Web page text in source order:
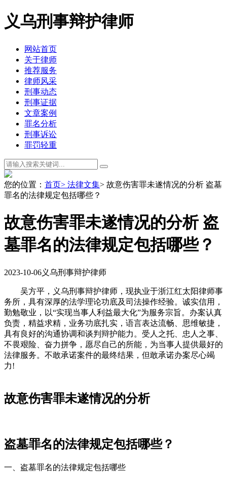
义乌刑事辩护律师
网站首页
关于律师
推荐服务
律师风采
刑事动态
刑事证据
文章案例
罪名分析
刑事诉讼
罪罚轻重
您的位置： 首页> 法律文集> 故意伤害罪未遂情况的分析 盗墓
罪名的法律规定包括哪些？
故意伤害罪未遂情况的分析 盗
墓罪名的法律规定包括哪些？
2023-10-06义乌刑事辩护律师
吴方平，义乌刑事辩护律师，现执业于浙江红太阳律师事
务所，具有深厚的法学理论功底及司法操作经验。诚实信用，
勤勉敬业，以“实现当事人利益最大化”为服务宗旨。办案认真
负责，精益求精，业务功底扎实，语言表达流畅、思维敏捷，
具有良好的沟通协调和谈判辩护能力。受人之托、忠人之事、
不畏艰险、奋力拼争，愿尽自己的所能，为当事人提供最好的
法律服务。不敢承诺案件的最终结果，但敢承诺办案尽心竭
力!
故意伤害罪未遂情况的分析
盗墓罪名的法律规定包括哪些？
一、盗墓罪名的法律规定包括哪些